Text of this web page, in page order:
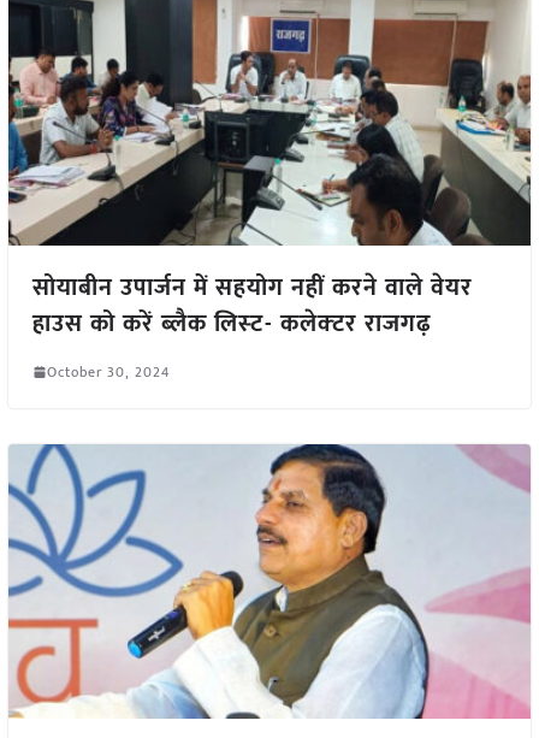
सोयाबीन उपार्जन में सहयोग नहीं करने वाले वेयर
हाउस को करें ब्‍लैक लिस्‍ट- कलेक्‍टर राजगढ़
October 30, 2024